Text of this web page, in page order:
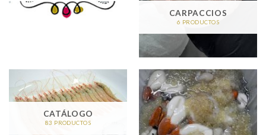
CARPACCIOS
6 PRODUCTOS
CATÁLOGO
83 PRODUCTOS